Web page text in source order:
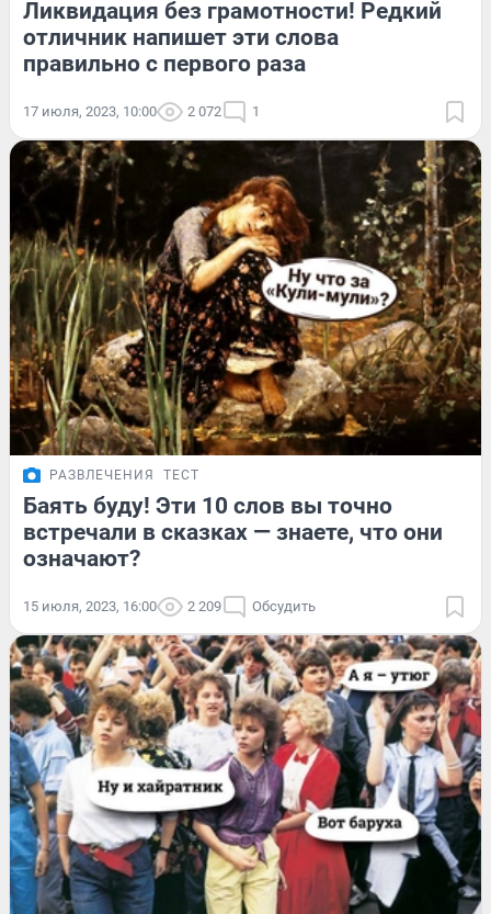
Ликвидация без грамотности! Редкий
отличник напишет эти слова
правильно с первого раза
17 июля, 2023, 10:00 2 072 1
РАЗВЛЕЧЕНИЯ ТЕСТ
Баять буду! Эти 10 слов вы точно
встречали в сказках — знаете, что они
означают?
15 июля, 2023, 16:00 2 209 Обсудить